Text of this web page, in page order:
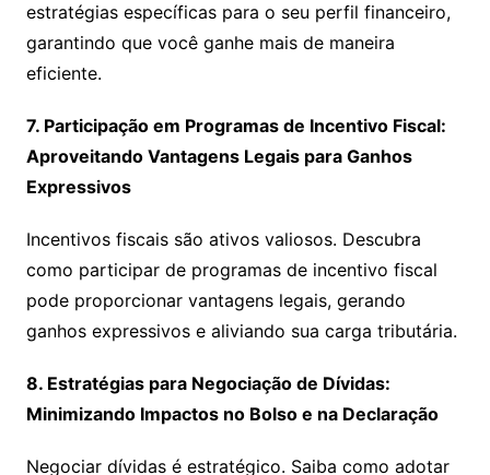
estratégias específicas para o seu perfil financeiro,
garantindo que você ganhe mais de maneira
eficiente.
7. Participação em Programas de Incentivo Fiscal:
Aproveitando Vantagens Legais para Ganhos
Expressivos
Incentivos fiscais são ativos valiosos. Descubra
como participar de programas de incentivo fiscal
pode proporcionar vantagens legais, gerando
ganhos expressivos e aliviando sua carga tributária.
8. Estratégias para Negociação de Dívidas:
Minimizando Impactos no Bolso e na Declaração
Negociar dívidas é estratégico. Saiba como adotar